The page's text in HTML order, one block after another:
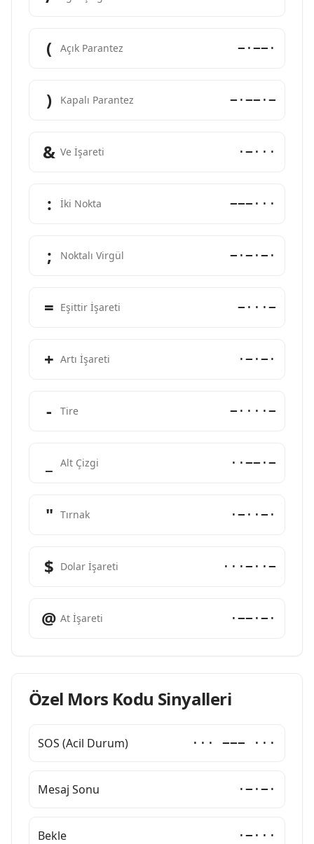
( Açık Parantez −·−−·
) Kapalı Parantez −·−−·−
& Ve İşareti ·−···
: İki Nokta −−−···
; Noktalı Virgül −·−·−·
= Eşittir İşareti −···−
+ Artı İşareti ·−·−·
- Tire −····−
Alt Çizgi ··−−·−
" Tırnak ·−··−·
$ Dolar İşareti ···−··−
@ At İşareti ·−−·−·
Özel Mors Kodu Sinyalleri
SOS (Acil Durum) ··· −−− ···
Mesaj Sonu ·−·−·
Bekle ·−···